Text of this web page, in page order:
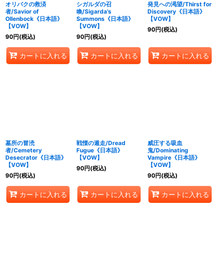
オリバクの救済
者/Savior of
Ollenbock《日本語》
【VOW】
90円(税込)
カートに入れる
シガルダの召
喚/Sigarda's
Summons《日本語》
【VOW】
90円(税込)
カートに入れる
発見への渇望/Thirst for
Discovery《日本語》
【VOW】
90円(税込)
カートに入れる
墓所の冒涜
者/Cemetery
Desecrator《日本語》
【VOW】
90円(税込)
カートに入れる
戦慄の遁走/Dread
Fugue《日本語》
【VOW】
90円(税込)
カートに入れる
威圧する吸血
鬼/Dominating
Vampire《日本語》
【VOW】
90円(税込)
カートに入れる